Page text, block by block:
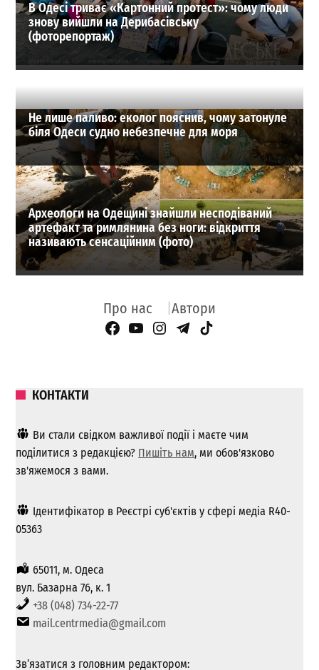
В Одесі триває «Картонний протест»: чому люди
знову вийшли на Дерибасівську
(фоторепортаж)
Не лише паливо: еколог пояснив, чому затонуле
біля Одеси судно небезпечне для моря
Археологи на Одещині знайшли несподіваний
артефакт та римлянина без ноги: відкриття
називають сенсаційним (фото)
Про нас Автори
Facebook Page
YouTube
Instagram
Telegram
TikTok
КОНТАКТИ
Ви стали свідком важливої ​​події і маєте чим
поділитися з редакцією? Пишіть нам, ми обов'язково
зв'яжемося з вами.
Ідентифікатор в Реєстрі суб'єктів у сфері медіа R40-
05363
65011, м. Одеса
вул. Базарна 76, к. 1
+38 (048) 734-22-77
mail.centrmedia@gmail.com
Зв’язатися з головним редактором: